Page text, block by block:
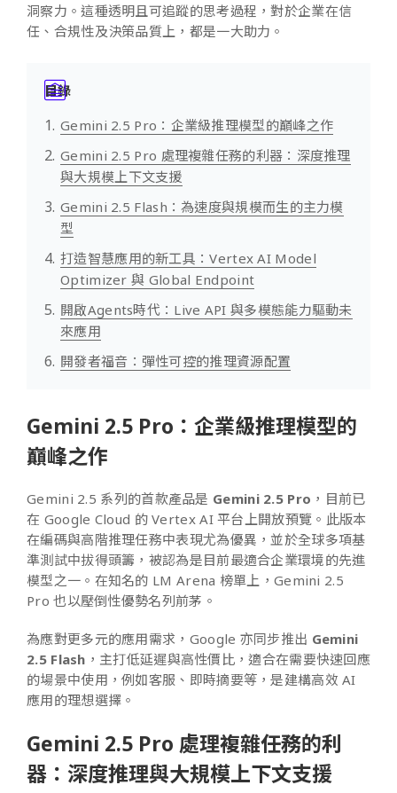
洞察力。這種透明且可追蹤的思考過程，對於企業在信
任、合規性及決策品質上，都是一大助力。
目錄
Gemini 2.5 Pro：企業級推理模型的巔峰之作
Gemini 2.5 Pro 處理複雜任務的利器：深度推理
與大規模上下文支援
Gemini 2.5 Flash：為速度與規模而生的主力模
型
打造智慧應用的新工具：Vertex AI Model
Optimizer 與 Global Endpoint
開啟Agents時代：Live API 與多模態能力驅動未
來應用
開發者福音：彈性可控的推理資源配置
Gemini 2.5 Pro：企業級推理模型的
巔峰之作
Gemini 2.5 系列的首款產品是 Gemini 2.5 Pro ，目前已
在 Google Cloud 的 Vertex AI 平台上開放預覽。此版本
在編碼與高階推理任務中表現尤為優異，並於全球多項基
準測試中拔得頭籌，被認為是目前最適合企業環境的先進
模型之一。在知名的 LM Arena 榜單上，Gemini 2.5
Pro 也以壓倒性優勢名列前茅。
為應對更多元的應用需求，Google 亦同步推出 Gemini
2.5 Flash ，主打低延遲與高性價比，適合在需要快速回應
的場景中使用，例如客服、即時摘要等，是建構高效 AI
應用的理想選擇。
Gemini 2.5 Pro 處理複雜任務的利
器：深度推理與大規模上下文支援